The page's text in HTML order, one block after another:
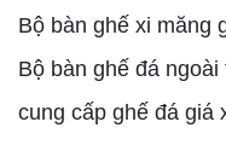
Bộ bàn ghế xi măng
Bộ bàn ghế đá ngoài
cung cấp ghế đá giá